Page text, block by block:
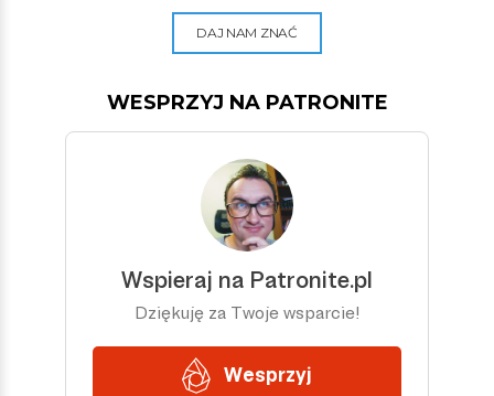
DAJ NAM ZNAĆ
WESPRZYJ NA PATRONITE